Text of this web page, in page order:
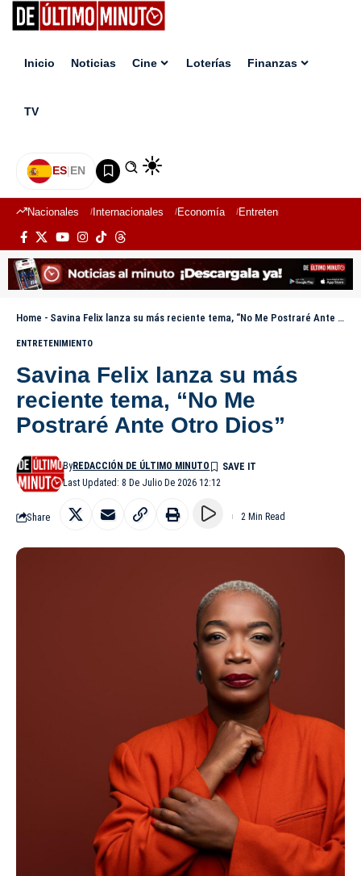
Inicio Noticias Cine Loterías Finanzas
TV
ES|EN
Nacionales Internacionales Economía Entretenimiento
Home - Savina Felix lanza su más reciente tema, “No Me Postraré Ante Otro Dios”
ENTRETENIMIENTO
Savina Felix lanza su más
reciente tema, “No Me
Postraré Ante Otro Dios”
Last Updated: 8 De Julio De 2026 12:12
ByREDACCIÓN DE ÚLTIMO MINUTO
Share 2 Min Read